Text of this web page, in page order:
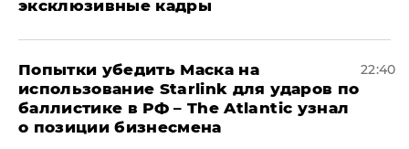
эксклюзивные кадры
Попытки убедить Маска на
использование Starlink для ударов по
баллистике в РФ – The Atlantic узнал
о позиции бизнесмена
22:40